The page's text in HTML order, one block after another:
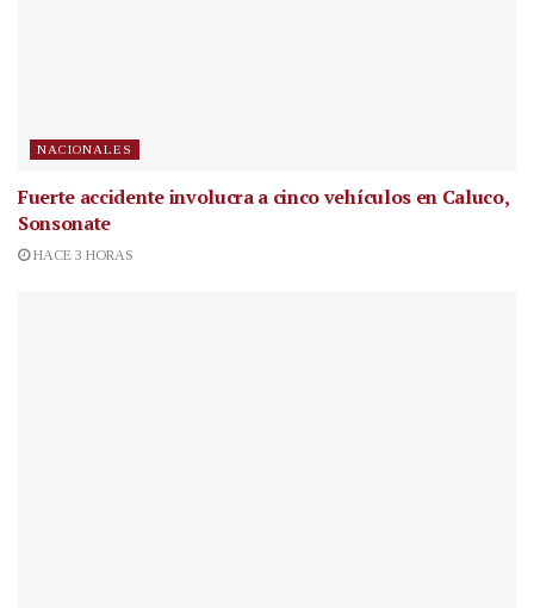
NACIONALES
Fuerte accidente involucra a cinco vehículos en Caluco,
Sonsonate
HACE 3 HORAS